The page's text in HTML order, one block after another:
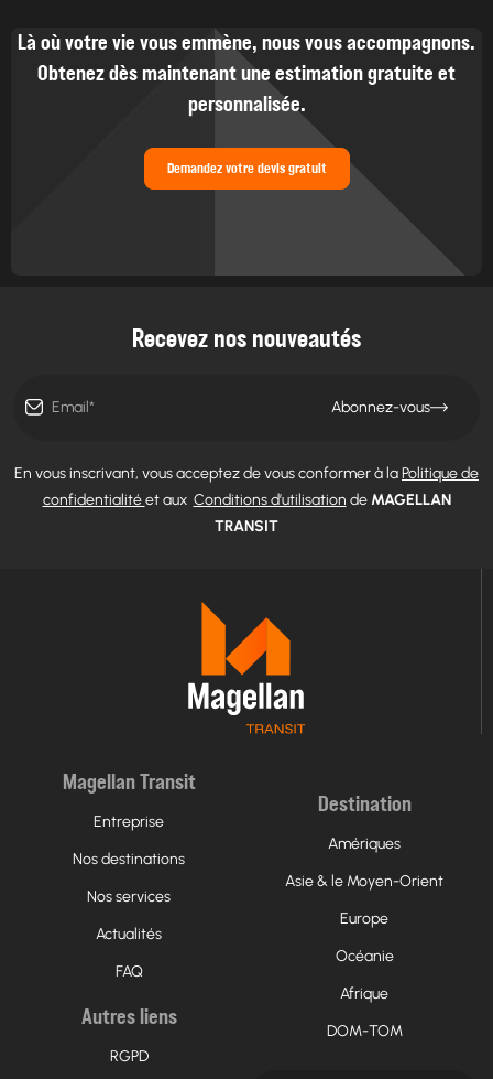
Là où votre vie vous emmène, nous vous accompagnons.
Obtenez dès maintenant une estimation gratuite et
personnalisée.
Demandez votre devis gratuit
Recevez nos nouveautés
Abonnez-vous
En vous inscrivant, vous acceptez de vous conformer à laPolitique de
confidentialitéet aux Conditions d’utilisation de MAGELLAN
TRANSIT
Magellan Transit
Entreprise
Nos destinations
Nos services
Actualités
FAQ
Autres liens
RGPD
Destination
Amériques
Asie & le Moyen-Orient
Europe
Océanie
Afrique
DOM-TOM